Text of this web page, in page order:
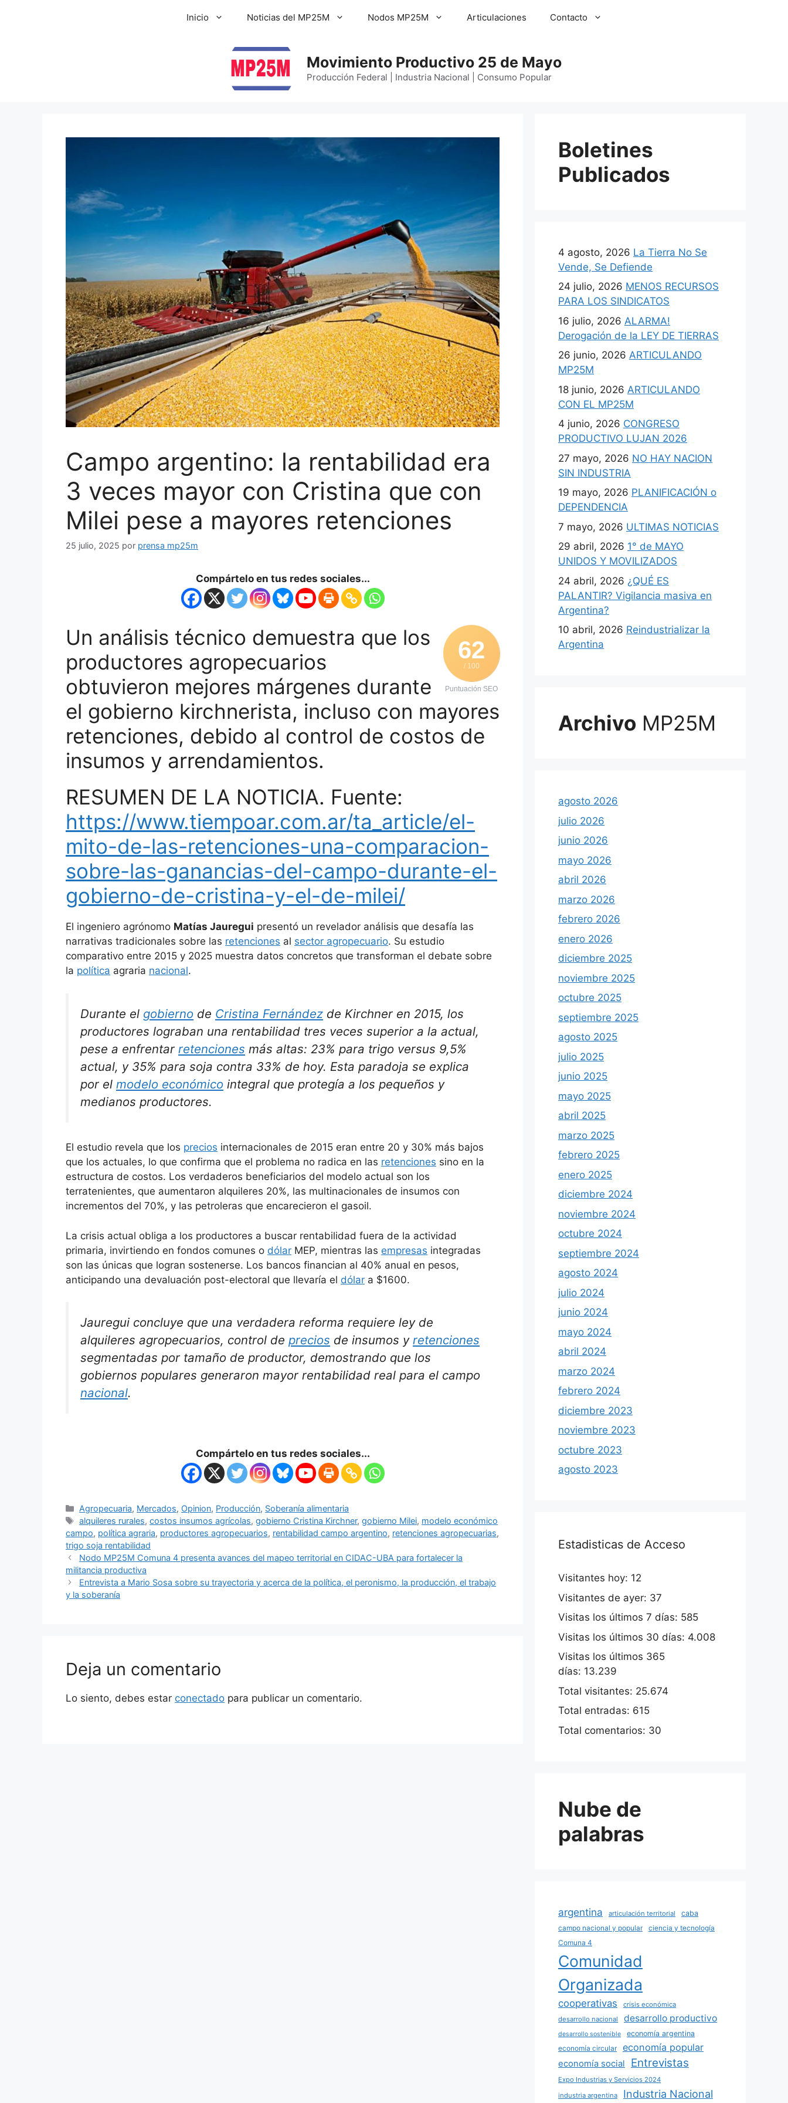
Inicio Noticias del MP25M Nodos MP25M Articulaciones Contacto
Movimiento Productivo 25 de Mayo
Producción Federal | Industria Nacional | Consumo Popular
Campo argentino: la rentabilidad era
3 veces mayor con Cristina que con
Milei pese a mayores retenciones
25 julio, 2025 por prensa mp25m
Compártelo en tus redes sociales...
62
/ 100
Puntuación SEO
Un análisis técnico demuestra que los
productores agropecuarios
obtuvieron mejores márgenes durante
el gobierno kirchnerista, incluso con mayores
retenciones, debido al control de costos de
insumos y arrendamientos.
RESUMEN DE LA NOTICIA. Fuente:
https://www.tiempoar.com.ar/ta_article/el-
mito-de-las-retenciones-una-comparacion-
sobre-las-ganancias-del-campo-durante-el-
gobierno-de-cristina-y-el-de-milei/
El ingeniero agrónomo Matías Jauregui presentó un revelador análisis que desafía las
narrativas tradicionales sobre las retenciones al sector agropecuario. Su estudio
comparativo entre 2015 y 2025 muestra datos concretos que transforman el debate sobre
la política agraria nacional.
Durante el gobierno de Cristina Fernández de Kirchner en 2015, los
productores lograban una rentabilidad tres veces superior a la actual,
pese a enfrentar retenciones más altas: 23% para trigo versus 9,5%
actual, y 35% para soja contra 33% de hoy. Esta paradoja se explica
por el modelo económico integral que protegía a los pequeños y
medianos productores.
El estudio revela que los precios internacionales de 2015 eran entre 20 y 30% más bajos
que los actuales, lo que confirma que el problema no radica en las retenciones sino en la
estructura de costos. Los verdaderos beneficiarios del modelo actual son los
terratenientes, que aumentaron alquileres 20%, las multinacionales de insumos con
incrementos del 70%, y las petroleras que encarecieron el gasoil.
La crisis actual obliga a los productores a buscar rentabilidad fuera de la actividad
primaria, invirtiendo en fondos comunes o dólar MEP, mientras las empresas integradas
son las únicas que logran sostenerse. Los bancos financian al 40% anual en pesos,
anticipando una devaluación post-electoral que llevaría el dólar a $1600.
Jauregui concluye que una verdadera reforma requiere ley de
alquileres agropecuarios, control de precios de insumos y retenciones
segmentadas por tamaño de productor, demostrando que los
gobiernos populares generaron mayor rentabilidad real para el campo
nacional.
Compártelo en tus redes sociales...
Agropecuaria, Mercados, Opinion, Producción, Soberanía alimentaria
alquileres rurales,costos insumos agrícolas,gobierno Cristina Kirchner,gobierno Milei, modelo económico
campo, política agraria, productores agropecuarios, rentabilidad campo argentino, retenciones agropecuarias,
trigo soja rentabilidad
Nodo MP25M Comuna 4 presenta avances del mapeo territorial en CIDAC-UBA para fortalecer la
militancia productiva
Entrevista a Mario Sosa sobre su trayectoria y acerca de la política, el peronismo, la producción, el trabajo
y la soberanía
Deja un comentario
Lo siento, debes estar conectado para publicar un comentario.
Boletines
Publicados
4 agosto, 2026 La Tierra No Se
Vende, Se Defiende
24 julio, 2026 MENOS RECURSOS
PARA LOS SINDICATOS
16 julio, 2026 ALARMA!
Derogación de la LEY DE TIERRAS
26 junio, 2026 ARTICULANDO
MP25M
18 junio, 2026 ARTICULANDO
CON EL MP25M
4 junio, 2026 CONGRESO
PRODUCTIVO LUJAN 2026
27 mayo, 2026 NO HAY NACION
SIN INDUSTRIA
19 mayo, 2026 PLANIFICACIÓN o
DEPENDENCIA
7 mayo, 2026 ULTIMAS NOTICIAS
29 abril, 2026 1° de MAYO
UNIDOS Y MOVILIZADOS
24 abril, 2026 ¿QUÉ ES
PALANTIR? Vigilancia masiva en
Argentina?
10 abril, 2026 Reindustrializar la
Argentina
Archivo MP25M
agosto 2026
julio 2026
junio 2026
mayo 2026
abril 2026
marzo 2026
febrero 2026
enero 2026
diciembre 2025
noviembre 2025
octubre 2025
septiembre 2025
agosto 2025
julio 2025
junio 2025
mayo 2025
abril 2025
marzo 2025
febrero 2025
enero 2025
diciembre 2024
noviembre 2024
octubre 2024
septiembre 2024
agosto 2024
julio 2024
junio 2024
mayo 2024
abril 2024
marzo 2024
febrero 2024
diciembre 2023
noviembre 2023
octubre 2023
agosto 2023
Estadisticas de Acceso
Visitantes hoy: 12
Visitantes de ayer: 37
Visitas los últimos 7 días: 585
Visitas los últimos 30 días: 4.008
Visitas los últimos 365
días: 13.239
Total visitantes: 25.674
Total entradas: 615
Total comentarios: 30
Nube de
palabras
argentina articulación territorial
caba
campo nacional y popular
ciencia y tecnología
Comuna 4
Comunidad
Organizada
cooperativas
crisis económica
desarrollo nacional
desarrollo productivo
desarrollo sostenible
economía argentina
economía circular
economía popular
economía social Entrevistas
Expo Industrias y Servicios 2024
industria argentina
Industria Nacional